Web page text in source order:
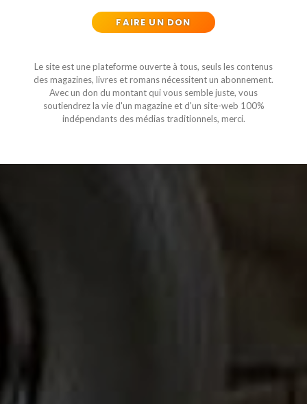
FAIRE UN DON
Le site est une plateforme ouverte à tous, seuls les contenus
des magazines, livres et romans nécessitent un abonnement.
Avec un don du montant qui vous semble juste, vous
soutiendrez la vie d'un magazine et d'un site-web 100%
indépendants des médias traditionnels, merci.